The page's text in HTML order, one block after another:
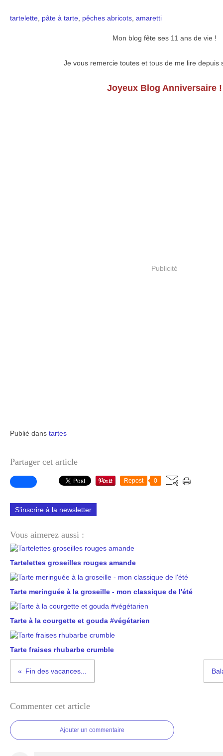
tartelette pâte à tarte pêches abricots amaretti
Mon blog fête ses 11 ans de vie !
Je vous remercie toutes et tous de me lire depuis
Joyeux Blog Anniversaire !
Publicité
Publié dans tartes
Partager cet article
Repost 0
S'inscrire à la newsletter
Vous aimerez aussi :
Tartelettes groseilles rouges amande
Tarte meringuée à la groseille - mon classique de l'été
Tarte à la courgette et gouda #végétarien
Tarte fraises rhubarbe crumble
Fin des vacances...
Commenter cet article
Ajouter un commentaire